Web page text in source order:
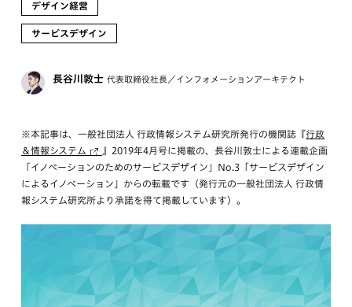
デザイン経営
サービスデザイン
長谷川敦士 代表取締役社長／インフォメーションアーキテクト
※本記事は、一般社団法人 行政情報システム研究所発行の機関誌『行政
＆情報システム
』2019年4月号に掲載の、長谷川敦士による連載企画
「イノベーションのためのサービスデザイン」No.3「サービスデザイン
によるイノベーション」からの転載です（発行元の一般社団法人 行政情
報システム研究所より承諾を得て掲載しています）。